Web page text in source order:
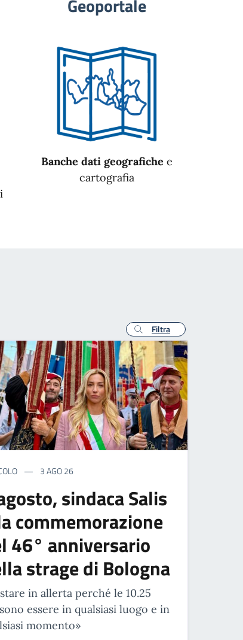
Geoportale
Banche dati geografiche e
cartografia
Filtra
3 AGO 26
sindaca Salis
commemorazione
46° anniversario
strage di Bologna
in allerta perché le 10.25
essere in qualsiasi luogo e in
momento»